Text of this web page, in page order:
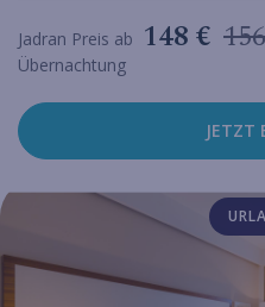
Jadran Preis ab 148 €
Übernachtung
JETZT